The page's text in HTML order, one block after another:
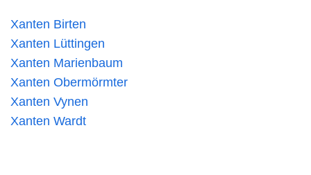
Xanten Birten
Xanten Lüttingen
Xanten Marienbaum
Xanten Obermörmter
Xanten Vynen
Xanten Wardt